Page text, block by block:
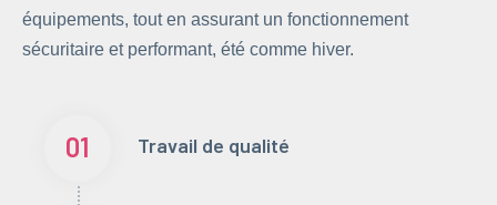
équipements, tout en assurant un fonctionnement
sécuritaire et performant, été comme hiver.
01 Travail de qualité